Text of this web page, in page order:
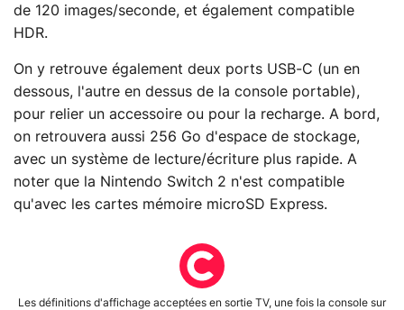
de 120 images/seconde, et également compatible
HDR.
On y retrouve également deux ports USB-C (un en
dessous, l'autre en dessus de la console portable),
pour relier un accessoire ou pour la recharge. A bord,
on retrouvera aussi 256 Go d'espace de stockage,
avec un système de lecture/écriture plus rapide. A
noter que la Nintendo Switch 2 n'est compatible
qu'avec les cartes mémoire microSD Express.
Les définitions d'affichage acceptées en sortie TV, une fois la console sur